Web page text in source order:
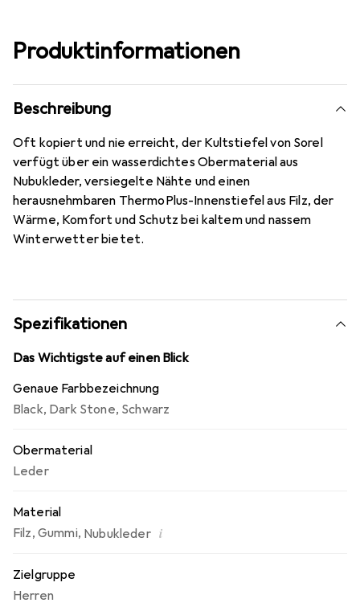
Produktinformationen
Beschreibung
Oft kopiert und nie erreicht, der Kultstiefel von Sorel
verfügt über ein wasserdichtes Obermaterial aus
Nubukleder, versiegelte Nähte und einen
herausnehmbaren ThermoPlus-Innenstiefel aus Filz, der
Wärme, Komfort und Schutz bei kaltem und nassem
Winterwetter bietet.
Spezifikationen
Das Wichtigste auf einen Blick
Genaue Farbbezeichnung
Black, Dark Stone, Schwarz
Obermaterial
Leder
Material
Filz, Gummi, Nubukleder i
Zielgruppe
Herren